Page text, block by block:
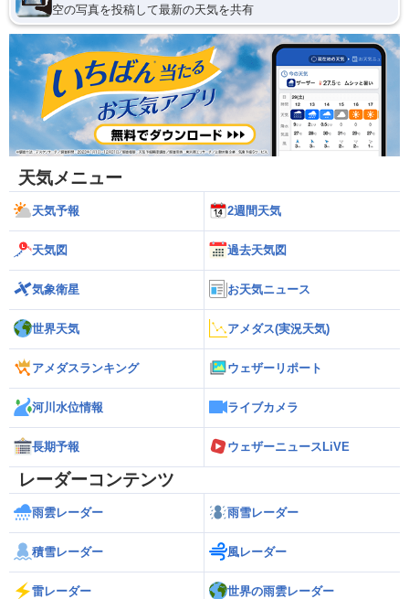
空の写真を投稿して最新の天気を共有
天気メニュー
天気予報 2週間天気
天気図 過去天気図
気象衛星 お天気ニュース
世界天気 アメダス(実況天気)
アメダスランキング ウェザーリポート
河川水位情報 ライブカメラ
長期予報 ウェザーニュースLiVE
レーダーコンテンツ
雨雲レーダー 雨雪レーダー
積雪レーダー 風レーダー
雷レーダー 世界の雨雲レーダー